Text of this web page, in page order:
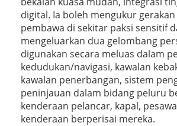
digital. Ia boleh mengukur
pembawa di sekitar paksi sensitif
mengeluarkan dua gelombang
digunakan secara meluas dalam
kedudukan/navigasi, kawalan
kawalan penerbangan, sistem
peninjauan dalam bidang peluru
kenderaan pelancar, kapal,
kenderaan berperisai mereka.